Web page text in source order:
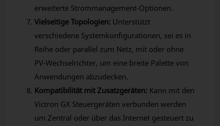
erweiterte Strommanagement-Optionen.
Vielseitige Topologien: Unterstützt
verschiedene Systemkonfigurationen, sei es in
Reihe oder parallel zum Netz, mit oder ohne
PV-Wechselrichter, um eine breite Palette von
Anwendungen abzudecken.
Kompatibilität mit Zusatzgeräten: Kann mit den
Victron GX Steuergeräten verbunden werden
um Zentral oder über das Internet gesteuert zu